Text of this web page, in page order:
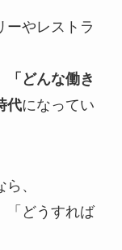
ーやレストラ
「どんな働き
代になってい
、
「どうすれば